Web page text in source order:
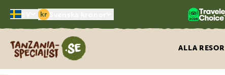
kr
Tanzania Specialist
ALLA RESOR